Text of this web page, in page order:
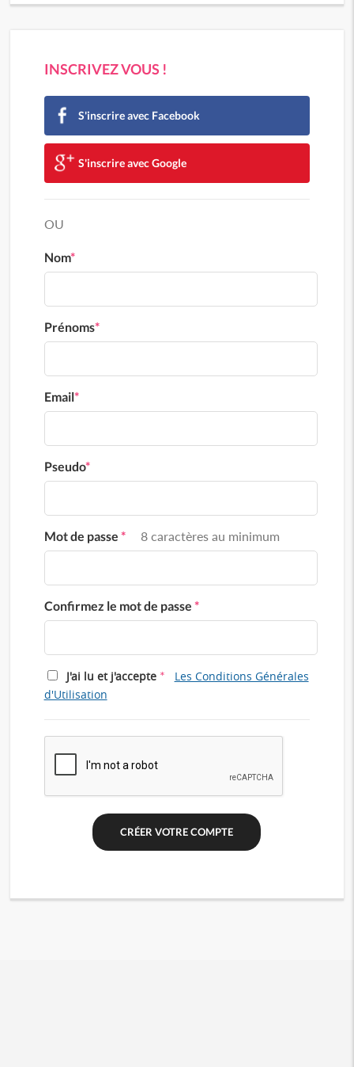
INSCRIVEZ VOUS !
S'inscrire avec Facebook
S'inscrire avec Google
OU
Nom*
Prénoms*
Email*
Pseudo*
Mot de passe * 8 caractères au minimum
Confirmez le mot de passe *
J'ai lu et j'accepte *
Les Conditions Générales
d'Utilisation